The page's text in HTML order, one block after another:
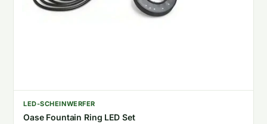
LED-SCHEINWERFER
Oase Fountain Ring LED Set